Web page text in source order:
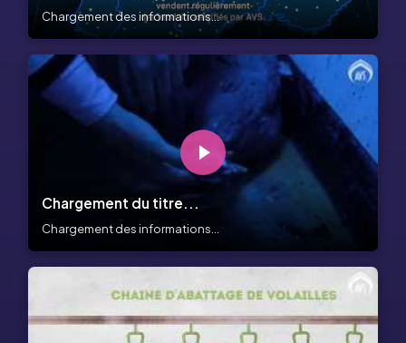
Chargement des informations...
Chargement du titre...
Chargement des informations...